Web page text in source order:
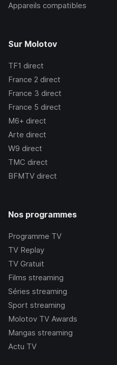
Appareils compatibles
Sur Molotov
TF1 direct
France 2 direct
France 3 direct
France 5 direct
M6+ direct
Arte direct
W9 direct
TMC direct
BFMTV direct
Nos programmes
Programme TV
TV Replay
TV Gratuit
Films streaming
Séries streaming
Sport streaming
Molotov TV Awards
Mangas streaming
Actu TV